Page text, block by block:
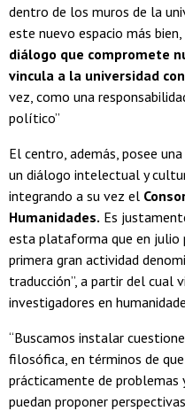
dentro de los muros de la
este nuevo espacio más bien,
diálogo que compromete
vincula a la universidad
vez, como una
político”
El centro, además, posee
un diálogo intelectual y
integrando a su vez el
Humanidades. Es
esta plataforma que en julio
primera gran actividad
traducción”, a partir del cual
investigadores en
“Buscamos instalar
filosófica, en términos de
prácticamente de problemas
puedan proponer